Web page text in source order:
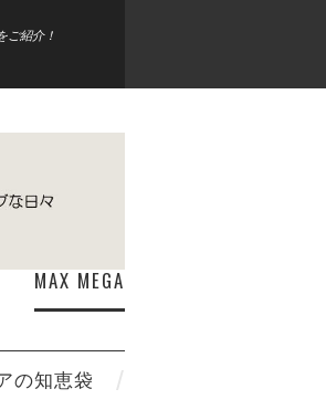
ご紹介！
MAX MEGA
の知恵袋